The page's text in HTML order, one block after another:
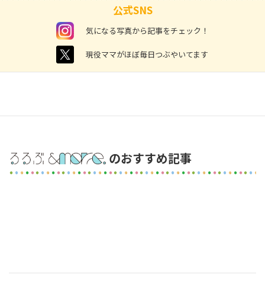
公式SNS
instagram 気になる写真から記事をチェック！
twitter 現役ママがほぼ毎日つぶやいてます
のおすすめ記事